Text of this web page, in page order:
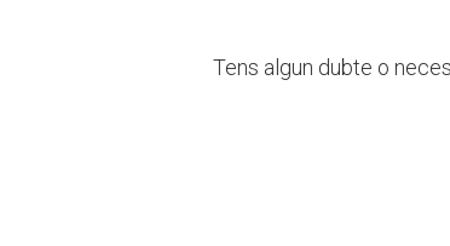
Tens algun dubte o